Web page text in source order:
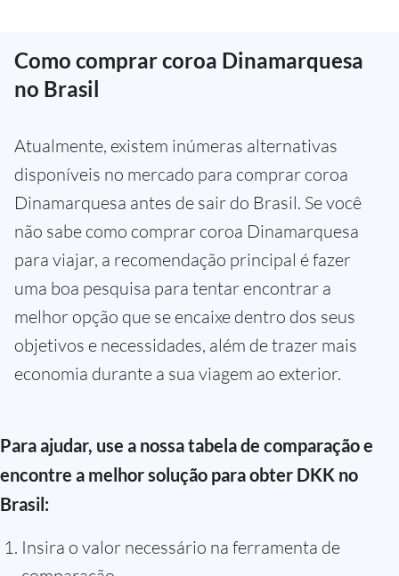
Como comprar coroa Dinamarquesa
no Brasil
Atualmente, existem inúmeras alternativas
disponíveis no mercado para comprar coroa
Dinamarquesa antes de sair do Brasil. Se você
não sabe como comprar coroa Dinamarquesa
para viajar, a recomendação principal é fazer
uma boa pesquisa para tentar encontrar a
melhor opção que se encaixe dentro dos seus
objetivos e necessidades, além de trazer mais
economia durante a sua viagem ao exterior.
Para ajudar, use a nossa tabela de comparação e
encontre a melhor solução para obter DKK no
Brasil:
Insira o valor necessário na ferramenta de